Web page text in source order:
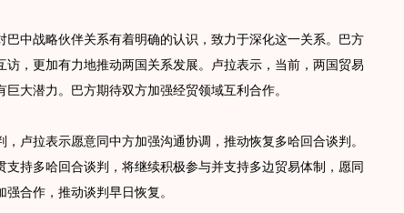
中战略伙伴关系有着明确的认识，致力于深化这一关系。巴方
访，更加有力地推动两国关系发展。卢拉表示，当前，两国贸易
大潜力。巴方期待双方加强经贸领域互利合作。
拉表示愿意同中方加强沟通协调，推动恢复多哈回合谈判。
支持多哈回合谈判，将继续积极参与并支持多边贸易体制，愿同
合作，推动谈判早日恢复。